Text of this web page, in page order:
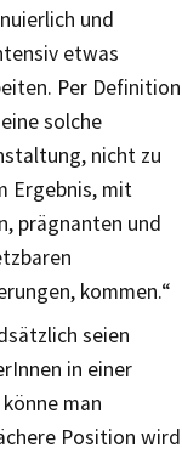
und
etwas
Per Definition
solche
nicht zu
Ergebnis, mit
prägnanten und
kommen.“
seien
in einer
man
Position wird